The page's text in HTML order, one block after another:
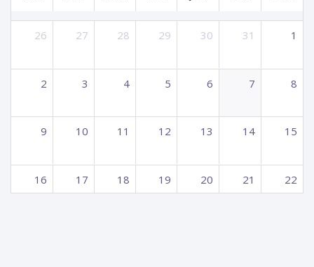
26 27 28 29 30 31 1
2 3 4 5 6 7 8
9 10 11 12 13 14 15
16 17 18 19 20 21 22